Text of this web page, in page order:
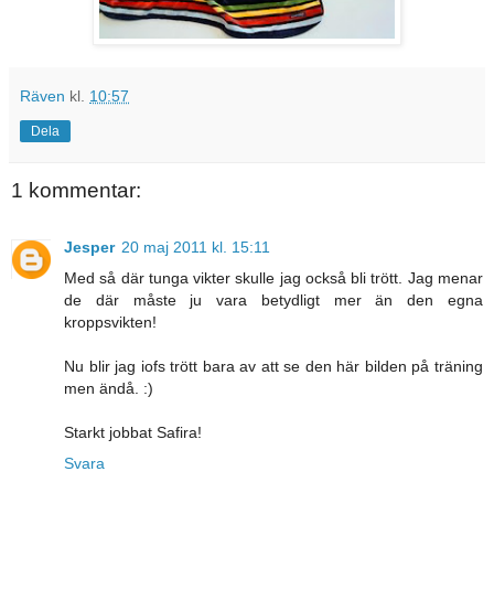
Räven kl. 10:57
Dela
1 kommentar:
Jesper 20 maj 2011 kl. 15:11
Med så där tunga vikter skulle jag också bli trött. Jag menar
de där måste ju vara betydligt mer än den egna
kroppsvikten!
Nu blir jag iofs trött bara av att se den här bilden på träning
men ändå. :)
Starkt jobbat Safira!
Svara